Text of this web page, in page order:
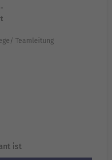
Teamleitung
ist